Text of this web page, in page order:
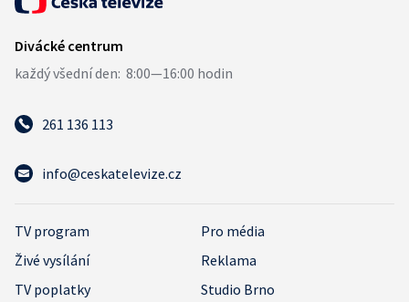
261 136 113
info@ceskatelevize.cz
TV program
Pro média
Živé vysílání
Reklama
TV poplatky
Studio Brno